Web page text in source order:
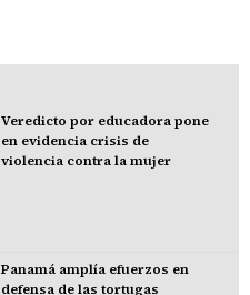
Veredicto por educadora pone
en evidencia crisis de
violencia contra la mujer
Panamá amplía efuerzos en
defensa de las tortugas